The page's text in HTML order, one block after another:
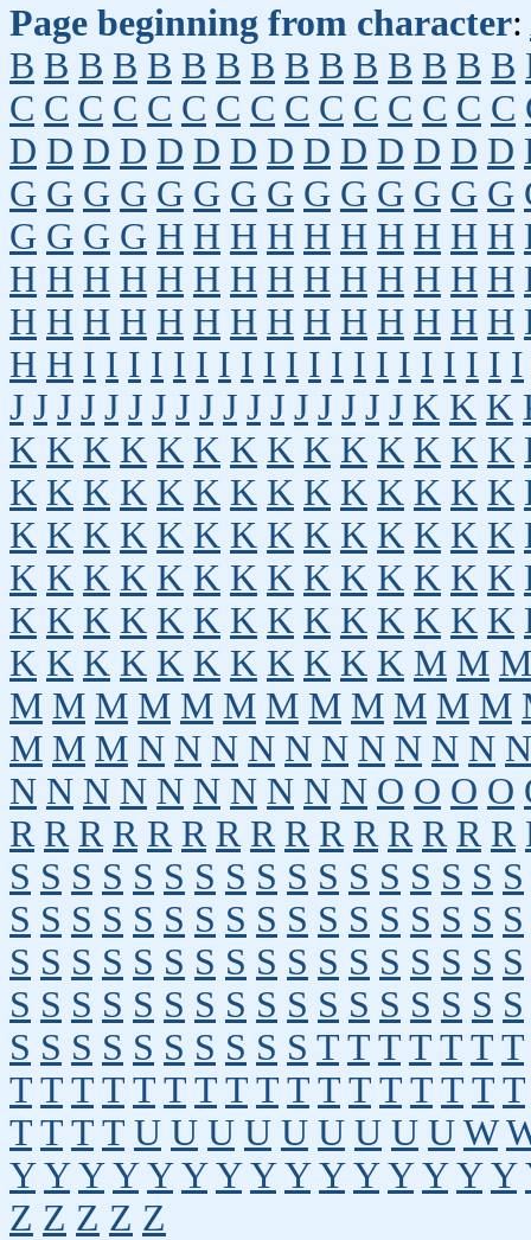
Page beginning from character:
B B B B B B B B B B B B B B B
C C C C C C C C C C C C C C C
D D D D D D D D D D D D D D
G G G G G G G G G G G G G G
G G G G H H H H H H H H H H
H H H H H H H H H H H H H H
H H H H H H H H H H H H H H
H H I I I I I I I I I I I I I I I I I I I I
J J J J J J J J J J J J J J J J J K K K
K K K K K K K K K K K K K K
K K K K K K K K K K K K K K
K K K K K K K K K K K K K K
K K K K K K K K K K K K K K
K K K K K K K K K K K K K K
K K K K K K K K K K K M M M
M M M M M M M M M M M M
M M M N N N N N N N N N N N
N N N N N N N N N N O O O O
R R R R R R R R R R R R R R R
S S S S S S S S S S S S S S S S S
S S S S S S S S S S S S S S S S S
S S S S S S S S S S S S S S S S S
S S S S S S S S S S S S S S S S S
S S S S S S S S S S T T T T T T T
T T T T T T T T T T T T T T T T T
T T T T U U U U U U U U U W
Y Y Y Y Y Y Y Y Y Y Y Y Y Y Y
Z Z Z Z Z